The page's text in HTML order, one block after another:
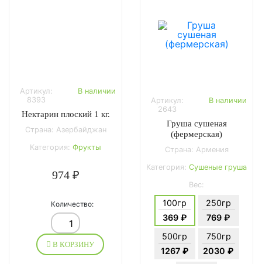
Артикул:
8393
В наличии
Нектарин плоский 1 кг.
Страна: Азербайджан
Категория: Фрукты
974 ₽
Количество:
В КОРЗИНУ
Артикул:
2643
В наличии
Груша сушеная
(фермерская)
Страна: Армения
Категория: Сушеные груша
Вес:
100гр
369 ₽
250гр
769 ₽
500гр
1267 ₽
750гр
2030 ₽